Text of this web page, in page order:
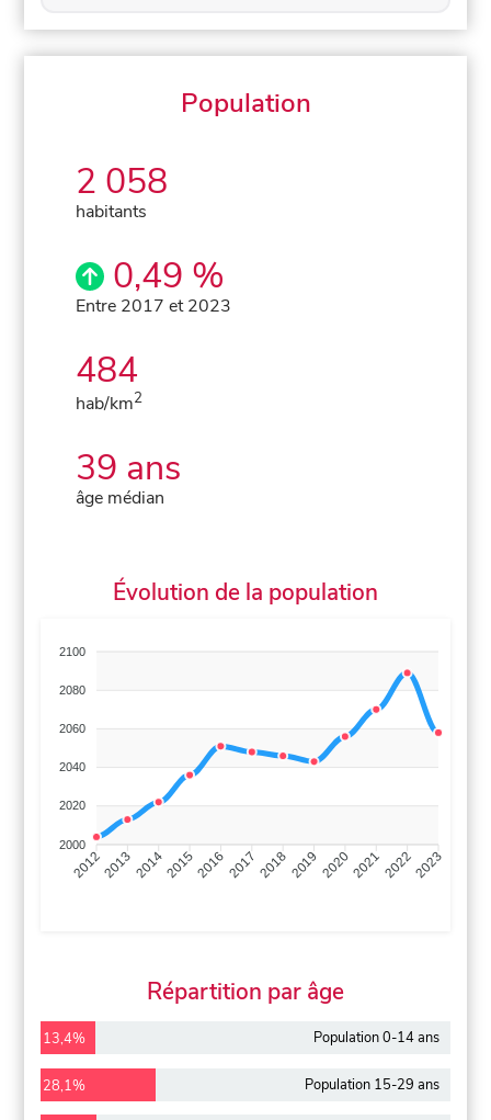
Population
2 058
habitants
0,49 %
Entre 2017 et 2023
484
hab/km2
39 ans
âge médian
Évolution de la population
2100
2080
2060
2040
2020
2000
201220132014201520162017 20182019 2020202120222023
Répartition par âge
13,4% Population 0-14 ans
28,1% Population 15-29 ans